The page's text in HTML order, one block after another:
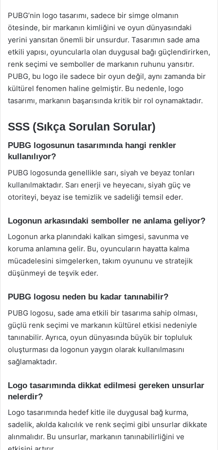
PUBG’nin logo tasarımı, sadece bir simge olmanın
ötesinde, bir markanın kimliğini ve oyun dünyasındaki
yerini yansıtan önemli bir unsurdur. Tasarımın sade ama
etkili yapısı, oyuncularla olan duygusal bağı güçlendirirken,
renk seçimi ve semboller de markanın ruhunu yansıtır.
PUBG, bu logo ile sadece bir oyun değil, aynı zamanda bir
kültürel fenomen haline gelmiştir. Bu nedenle, logo
tasarımı, markanın başarısında kritik bir rol oynamaktadır.
SSS (Sıkça Sorulan Sorular)
PUBG logosunun tasarımında hangi renkler
kullanılıyor?
PUBG logosunda genellikle sarı, siyah ve beyaz tonları
kullanılmaktadır. Sarı enerji ve heyecanı, siyah güç ve
otoriteyi, beyaz ise temizlik ve sadeliği temsil eder.
Logonun arkasındaki semboller ne anlama geliyor?
Logonun arka planındaki kalkan simgesi, savunma ve
koruma anlamına gelir. Bu, oyuncuların hayatta kalma
mücadelesini simgelerken, takım oyununu ve stratejik
düşünmeyi de teşvik eder.
PUBG logosu neden bu kadar tanınabilir?
PUBG logosu, sade ama etkili bir tasarıma sahip olması,
güçlü renk seçimi ve markanın kültürel etkisi nedeniyle
tanınabilir. Ayrıca, oyun dünyasında büyük bir topluluk
oluşturması da logonun yaygın olarak kullanılmasını
sağlamaktadır.
Logo tasarımında dikkat edilmesi gereken unsurlar
nelerdir?
Logo tasarımında hedef kitle ile duygusal bağ kurma,
sadelik, akılda kalıcılık ve renk seçimi gibi unsurlar dikkate
alınmalıdır. Bu unsurlar, markanın tanınabilirliğini ve